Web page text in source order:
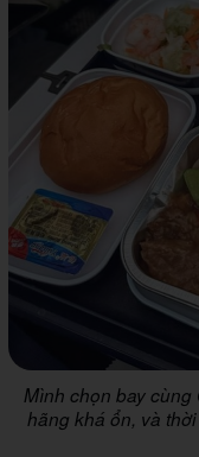
Mình chọn bay cùng
hãng khá ổn, và